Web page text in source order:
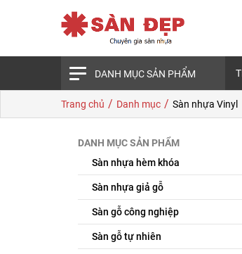
DANH MỤC SẢN PHẨM
Trang chủ / Danh mục / Sàn nhựa Vinyl
DANH MỤC SẢN PHẨM
Sàn nhựa hèm khóa
Sàn nhựa giả gỗ
Sàn gỗ công nghiệp
Sàn gỗ tự nhiên